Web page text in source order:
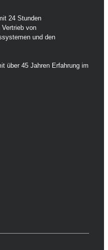
24 Stunden
von
und den
über 45 Jahren Erfahrung im